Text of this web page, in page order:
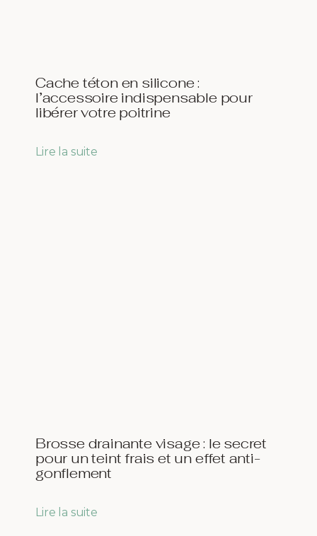
Cache téton en silicone :
l’accessoire indispensable pour
libérer votre poitrine
Lire la suite
Brosse drainante visage : le secret
pour un teint frais et un effet anti-
gonflement
Lire la suite